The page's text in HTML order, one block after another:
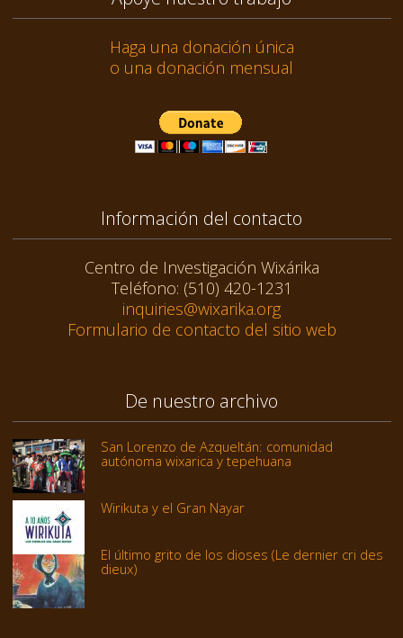
Haga una donación única
o una donación mensual
Información del contacto
Centro de Investigación Wixárika
Teléfono: (510) 420-1231
inquiries@wixarika.org
Formulario de contacto del sitio web
De nuestro archivo
San Lorenzo de Azqueltán: comunidad
autónoma wixarica y tepehuana
Wirikuta y el Gran Nayar
El último grito de los dioses (Le dernier cri des
dieux)